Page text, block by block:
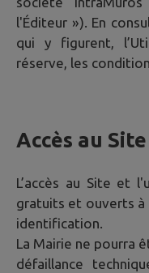
l'Éditeur »). En
qui y figurent,
réserve, les
Accès au Site
L’accès au Site et
gratuits et ouverts à
identification.
La Mairie ne pourra
défaillance